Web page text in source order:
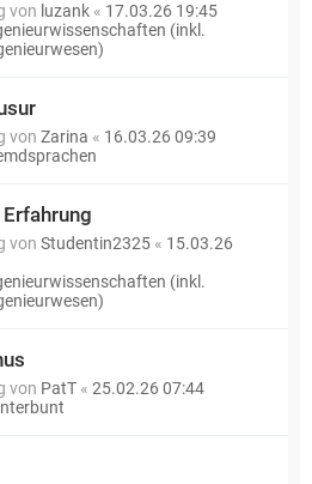
von luzank « 17.03.26 19:45
(inkl.
von Zarina « 16.03.26 09:39
von Studentin2325 « 15.03.26
(inkl.
von PatT « 25.02.26 07:44